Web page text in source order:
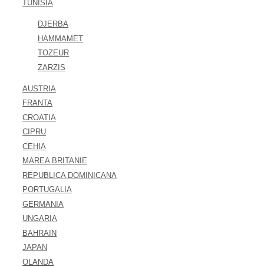
TUNISIA
DJERBA
HAMMAMET
TOZEUR
ZARZIS
AUSTRIA
FRANTA
CROATIA
CIPRU
CEHIA
MAREA BRITANIE
REPUBLICA DOMINICANA
PORTUGALIA
GERMANIA
UNGARIA
BAHRAIN
JAPAN
OLANDA